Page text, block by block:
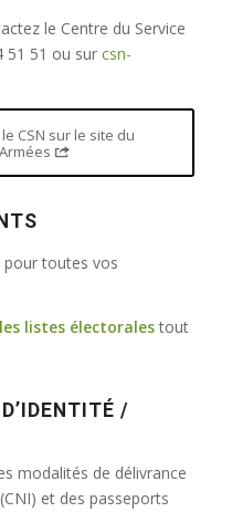
le Centre du Service
51 51 ou sur csn-
CSN sur le site du
pour toutes vos
listes électoralestout
/
modalités de délivrance
et des passeports